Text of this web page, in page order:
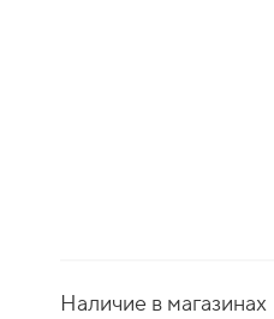
Наличие в магазинах